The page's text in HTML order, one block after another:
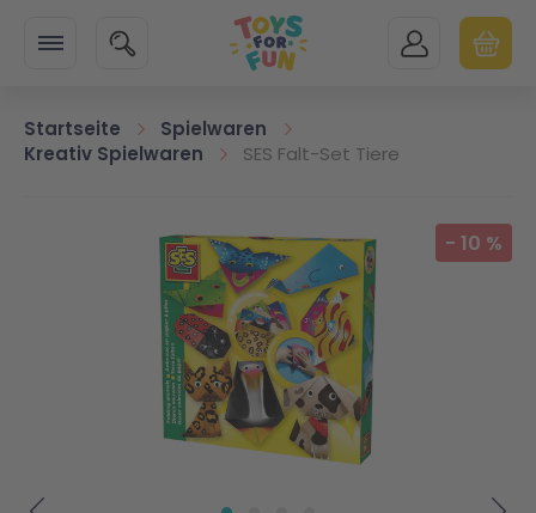
SUCHE MEIN KONTO
Startseite
Spielwaren
Kreativ Spielwaren
SES Falt-Set Tiere
Zum Ende der Bildgalerie springen - 10 %